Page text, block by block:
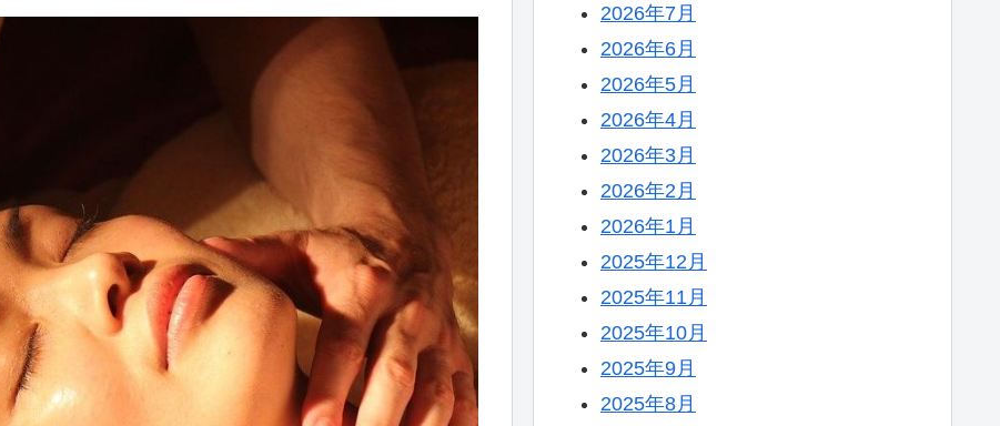
2026年7月
2026年6月
2026年5月
2026年4月
2026年3月
2026年2月
2026年1月
2025年12月
2025年11月
2025年10月
2025年9月
2025年8月